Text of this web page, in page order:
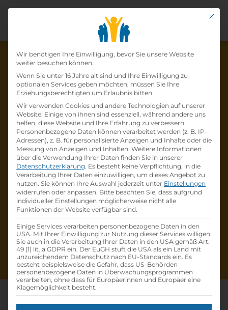
Die Lehrstelle wurde schon
besetzt!
Die LehrstelleLehre zum:zur
Einzelhandelskaufmann:Einzelhandelskauffr
au Schwerpunkt Feinkostfachverkaufbei
BILLA AGist schonbesetzt.
Firmenprofil besuchen
Andere Lehrstelle suchen
Mit
Datenschutz-
Wir benötigen Ihre Einwilligung, bevor Sie unsere Website
weiter besuchen können.
Wenn Sie unter 16 Jahre alt sind und Ihre Einwilligung zu
optionalen Services geben möchten, müssen Sie Ihre
Erziehungsberechtigten um Erlaubnis bitten.
Wir verwenden Cookies und andere Technologien auf unserer
Website. Einige von ihnen sind essenziell, während andere uns
helfen, diese Website und Ihre Erfahrung zu verbessern.
Personenbezogene Daten können verarbeitet werden (z. B. IP-
Adressen), z. B. für personalisierte Anzeigen und Inhalte oder die
Messung von Anzeigen und Inhalten. Weitere Informationen
über die Verwendung Ihrer Daten finden Sie in unserer
Datenschutzerklärung. Es besteht keine Verpflichtung, in die
Verarbeitung Ihrer Daten einzuwilligen, um dieses Angebot zu
nutzen. Sie können Ihre Auswahl jederzeit unter Einstellungen
widerrufen oder anpassen. Bitte beachten Sie, dass aufgrund
individueller Einstellungen möglicherweise nicht alle
Funktionen der Website verfügbar sind.
Einige Services verarbeiten personenbezogene Daten in den
USA. Mit Ihrer Einwilligung zur Nutzung dieser Services willigen
Sie auch in die Verarbeitung Ihrer Daten in den USA gemäß Art.
49 (1) lit. a GDPR ein. Der EuGH stuft die USA als ein Land mit
unzureichendem Datenschutz nach EU-Standards ein. Es
besteht beispielsweise die Gefahr, dass US-Behörden
personenbezogene Daten in Überwachungsprogrammen
verarbeiten, ohne dass für Europäerinnen und Europäer eine
Klagemöglichkeit besteht.